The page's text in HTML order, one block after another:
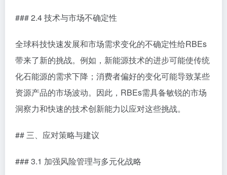
### 2.4 技术与市场不确定性
全球科技快速发展和市场需求变化的不确定性给RBEs
带来了新的挑战。例如，新能源技术的进步可能使传统
化石能源的需求下降；消费者偏好的变化可能导致某些
资源产品的市场波动。因此，RBEs需具备敏锐的市场
洞察力和快速的技术创新能力以应对这些挑战。
## 三、应对策略与建议
### 3.1 加强风险管理与多元化战略